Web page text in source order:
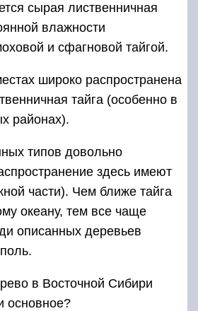
сырая лиственничная
влажности
и сфагновой тайгой.
широко распространена
тайга (особенно в
районах).
типов довольно
здесь имеют
части). Чем ближе тайга
океану, тем все чаще
описанных деревьев
в Восточной Сибири
основное?